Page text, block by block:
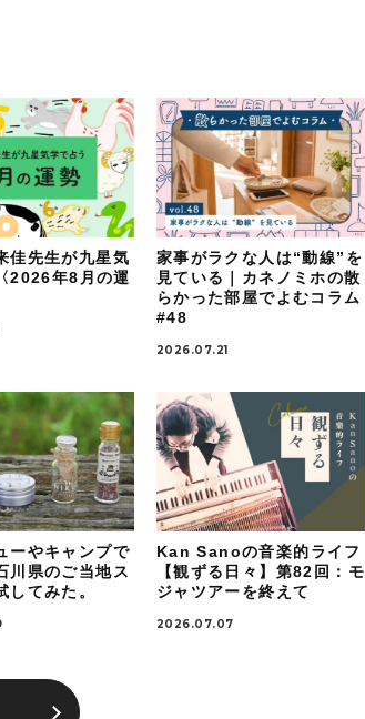
佳先生が九星気
2026年8月の運
家事がラクな人は“動線”を
見ている｜カネノミホの散
らかった部屋でよむコラム
#48
2026.07.21
ーやキャンプで
川県のご当地ス
してみた。
Kan Sanoの音楽的ライフ
【観ずる日々】第82回：モ
ジャツアーを終えて
2026.07.07